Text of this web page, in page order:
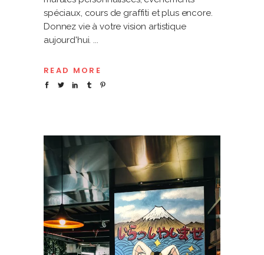
spéciaux, cours de graffiti et plus encore.
Donnez vie à votre vision artistique
aujourd'hui.
READ MORE